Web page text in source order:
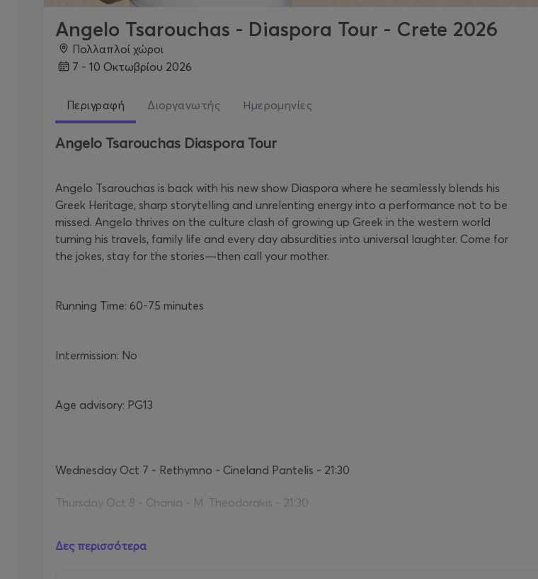
Angelo Tsarouchas - Diaspora Tour - Crete 2026
Πολλαπλοί χώροι
7 - 10 Οκτωβρίου 2026
Περιγραφή Διοργανωτής Ημερομηνίες
Angelo Tsarouchas Diaspora Tour
Angelo Tsarouchas is back with his new show Diaspora where he seamlessly blends his
Greek Heritage, sharp storytelling and unrelenting energy into a performance not to be
missed. Angelo thrives on the culture clash of growing up Greek in the western world
turning his travels, family life and every day absurdities into universal laughter. Come for
the jokes, stay for the stories—then call your mother.
Running Time: 60-75 minutes
Intermission: No
Age advisory: PG13
Wednesday Oct 7 - Rethymno - Cineland Pantelis - 21:30
Thursday Oct 8 - Chania - M. Theodorakis - 21:30
Δες περισσότερα